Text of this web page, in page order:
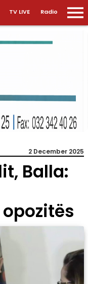
TV LIVE Radio
2 December 2025
Balla: